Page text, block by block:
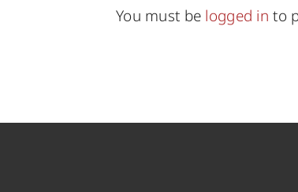
You must be logged in to